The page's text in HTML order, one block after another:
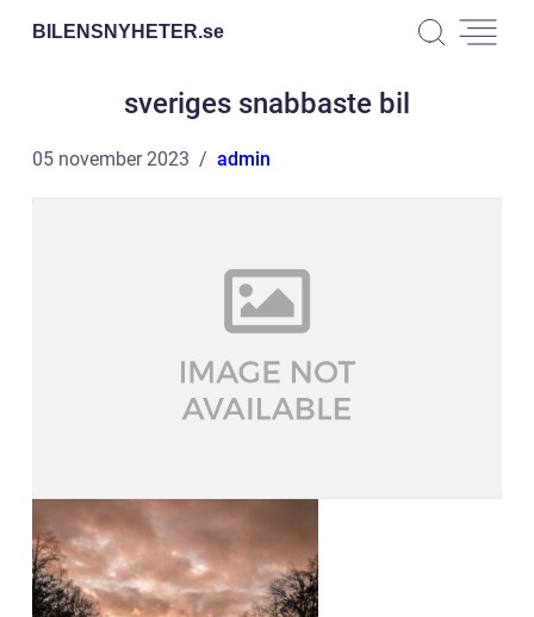
BILENSNYHETER.se
sveriges snabbaste bil
05 november 2023 admin